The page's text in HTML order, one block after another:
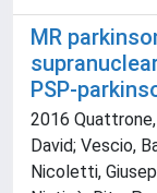
MR
PSP-
2016
David; Vescio,
Nicoletti,